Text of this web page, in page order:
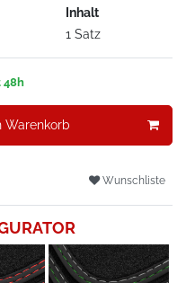
Inhalt
1 Satz
48h
Warenkorb
Wunschliste